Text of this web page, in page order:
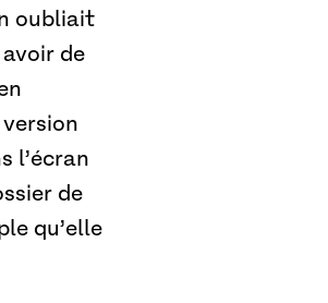
oubliait
de
l’écran
de
qu’elle